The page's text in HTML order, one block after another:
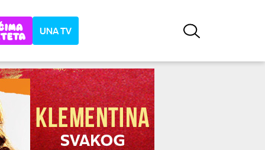
UNA TV